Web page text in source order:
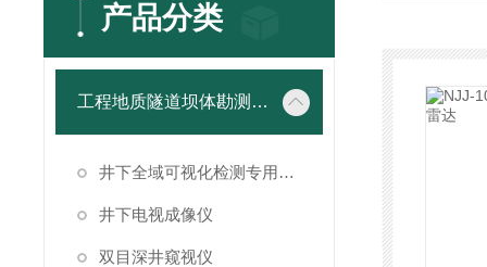
产品分类
工程地质隧道坝体勘测仪器
井下全域可视化检测专用成像设备
井下电视成像仪
双目深井窥视仪